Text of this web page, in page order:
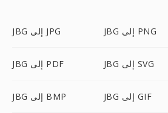
JBG إلى JPG JBG إلى PNG
JBG إلى PDF JBG إلى SVG
JBG إلى BMP JBG إلى GIF